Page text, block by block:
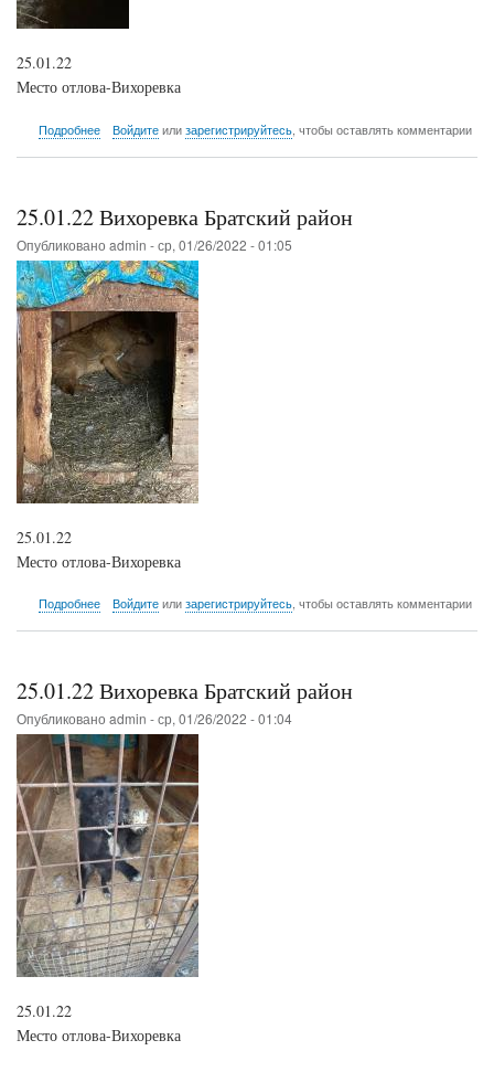
25.01.22
Место отлова-Вихоревка
Подробнеео
Войдитеили зарегистрируйтесь, чтобы оставлять комментарии
25.01.22 Вихоревка Братский район
Опубликовано admin -ср, 01/26/2022 - 01:05
25.01.22
Место отлова-Вихоревка
Подробнеео
Войдитеили зарегистрируйтесь, чтобы оставлять комментарии
25.01.22 Вихоревка Братский район
Опубликовано admin -ср, 01/26/2022 - 01:04
25.01.22
Место отлова-Вихоревка